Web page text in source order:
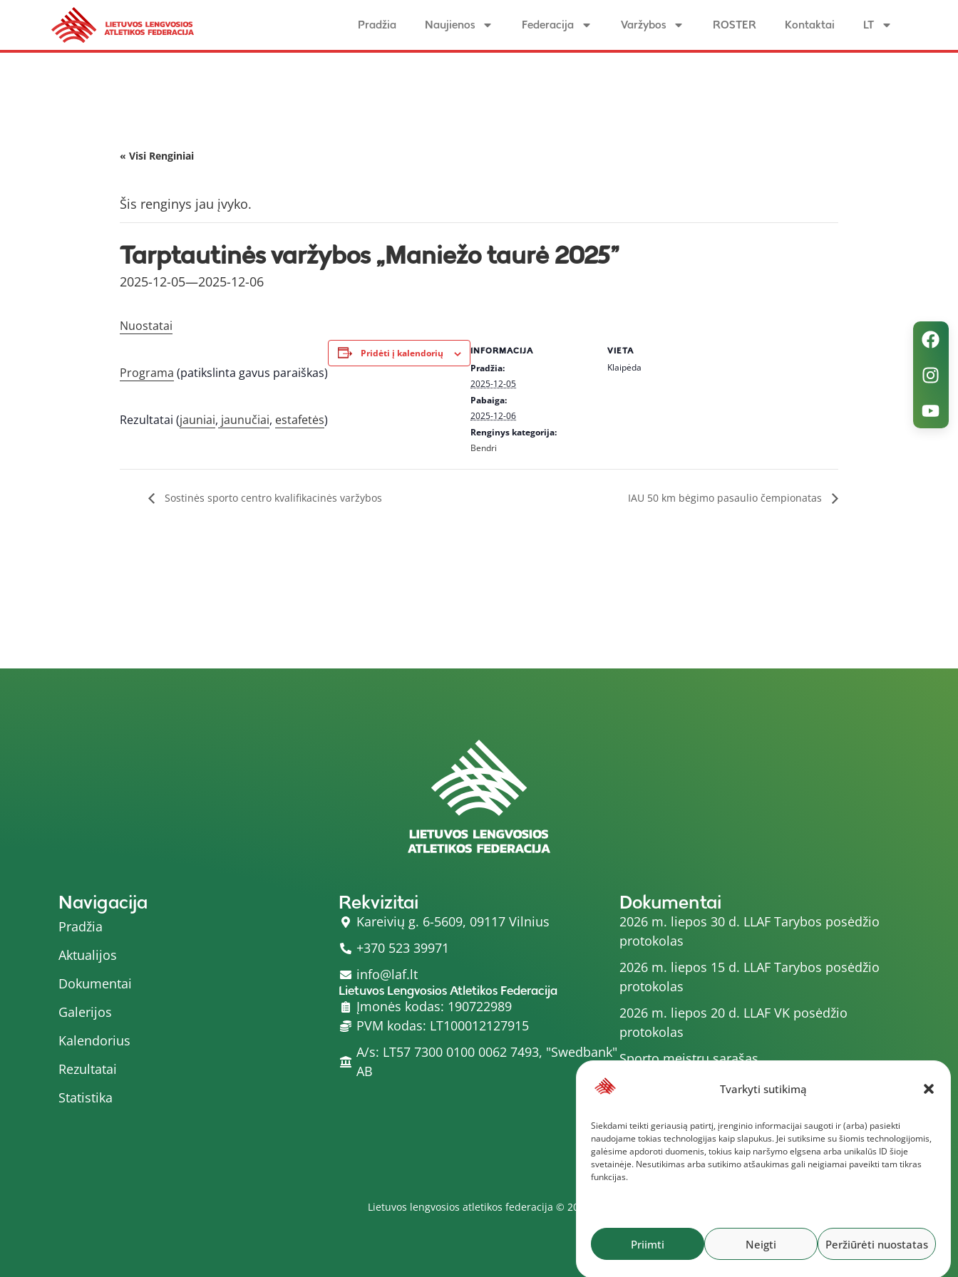
Tvarkyti sutikimą
Siekdami teikti geriausią patirtį, įrenginio informacijai saugoti ir (arba) pasiekti
naudojame tokias technologijas kaip slapukus. Jei sutiksime su šiomis technologijomis,
galėsime apdoroti duomenis, tokius kaip naršymo elgsena arba unikalūs ID šioje
svetainėje. Nesutikimas arba sutikimo atšaukimas gali neigiamai paveikti tam tikras
funkcijas.
Priimti Neigti Peržiūrėti nuostatas
Pradžia Naujienos Federacija Varžybos ROSTER Kontaktai LT
« Visi Renginiai
Šis renginys jau įvyko.
Tarptautinės varžybos „Maniežo taurė 2025”
2025-12-05—2025-12-06
Nuostatai
Programa (patikslinta gavus paraiškas)
Rezultatai (jauniai, jaunučiai, estafetės)
Pridėti į kalendorių INFORMACIJA
Pradžia:
2025-12-05
Pabaiga:
2025-12-06
Renginys kategorija:
Bendri
VIETA
Klaipėda
Sostinės sporto centro kvalifikacinės varžybos IAU 50 km bėgimo pasaulio čempionatas
Navigacija
Pradžia
Aktualijos
Dokumentai
Galerijos
Kalendorius
Rezultatai
Statistika
Rekvizitai
Kareivių g. 6-5609, 09117 Vilnius
+370 523 39971
info@laf.lt
Lietuvos Lengvosios Atletikos Federacija
Įmonės kodas: 190722989
PVM kodas: LT100012127915
A/s: LT57 7300 0100 0062 7493, "Swedbank"
AB
Dokumentai
2026 m. liepos 30 d. LLAF Tarybos posėdžio
protokolas
2026 m. liepos 15 d. LLAF Tarybos posėdžio
protokolas
2026 m. liepos 20 d. LLAF VK posėdžio
protokolas
Sporto meistrų sąrašas
2026 m. varžybų kalendorius
protokolas
Daugiau dokumentų
Lietuvos lengvosios atletikos federacija © 2025